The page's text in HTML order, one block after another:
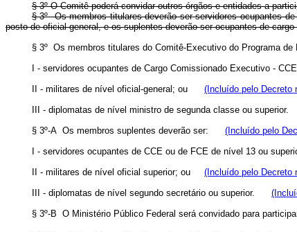
§ 3º O Comitê poderá convidar outros órgãos e entidades a
§ 3º Os membros titulares deverão ser servidores ocupantes
posto de oficial-general, e os suplentes deverão ser ocupantes de
§ 3º Os membros titulares do Comitê-Executivo do Programa
I - servidores ocupantes de Cargo Comissionado Executivo -
II - militares de nível oficial-general; ou
(Incluído pelo Decreto
III - diplomatas de nível ministro de segunda classe ou superior.
§ 3º-A Os membros suplentes deverão ser: (Incluído pelo
I - servidores ocupantes de CCE ou de FCE de nível 13 ou
II - militares de nível oficial superior; ou (Incluído pelo Decreto
III - diplomatas de nível segundo secretário ou superior.
§ 3º-B O Ministério Público Federal será convidado para